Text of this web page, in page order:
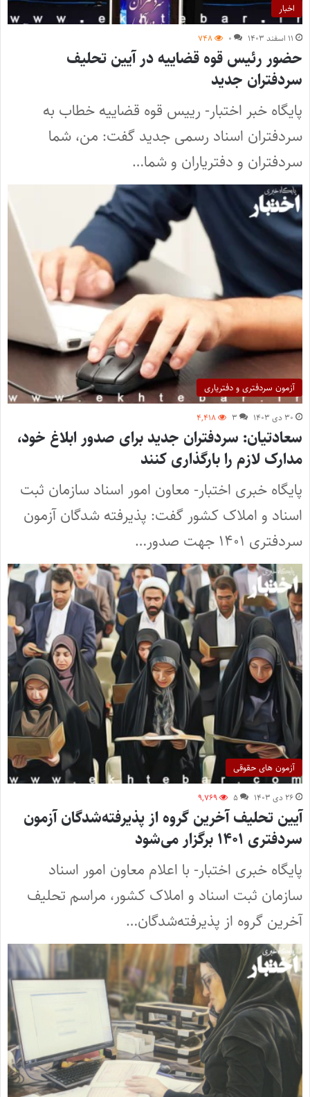
اخبار
۱۱ اسفند ۱۴۰۳ ۰ ۷۴۸
حضور رئیس قوه قضاییه در آیین تحلیف
سردفتران جدید
پایگاه خبر اختبار- رییس قوه قضاییه خطاب به
سردفتران اسناد رسمی جدید گفت: من، شما
سردفتران و دفتریاران و شما…
آزمون سردفتری و دفتریاری
۳۰ دی ۱۴۰۳ ۳ ۴,۴۱۸
سعادتیان: سردفتران جدید برای صدور ابلاغ خود،
مدارک لازم را بارگذاری کنند
پایگاه خبری اختبار- معاون امور اسناد سازمان ثبت
اسناد و املاک کشور گفت: پذیرفته شدگان آزمون
سردفتری ۱۴۰۱ جهت صدور…
آزمون های حقوقی
۲۶ دی ۱۴۰۳ ۵ ۹,۷۶۹
آیین تحلیف آخرین گروه از پذیرفته‌شدگان آزمون
سردفتری ۱۴۰۱ برگزار می‌شود
پایگاه خبری اختبار- با اعلام معاون امور اسناد
سازمان ثبت اسناد و املاک کشور، مراسم تحلیف
آخرین گروه از پذیرفته‌شدگان…